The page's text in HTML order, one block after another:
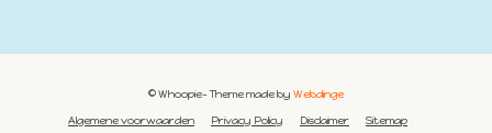
Algemene voorwaarden Privacy Policy Disclaimer Sitemap
© Whoopie- Theme made by Webdinge